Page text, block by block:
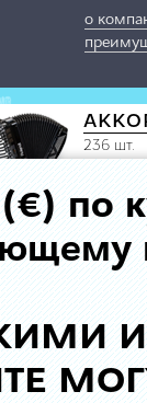
о
236 шт.
по